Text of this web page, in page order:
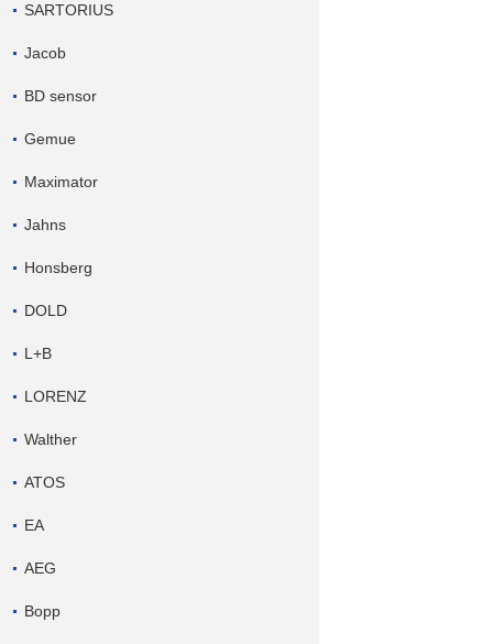
SARTORIUS
Jacob
BD sensor
Gemue
Maximator
Jahns
Honsberg
DOLD
L+B
LORENZ
Walther
ATOS
EA
AEG
Bopp